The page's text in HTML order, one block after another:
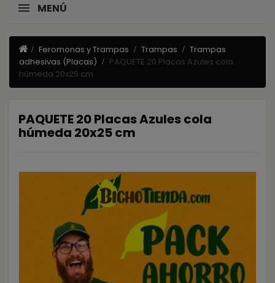
MENÚ
Feromonas y Trampas Trampas
Trampas
adhesivas (Placas)
PAQUETE 20 Placas Azules cola
húmeda 20x25 cm
PAQUETE 20 Placas Azules cola
húmeda 20x25 cm